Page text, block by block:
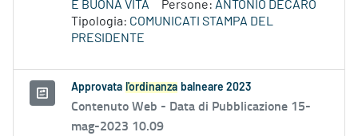
E BUONA VITA Persone: ANTONIO DECARO
Tipologia: COMUNICATI STAMPA DEL
PRESIDENTE
Approvata l'ordinanza balneare 2023
Contenuto Web - Data di Pubblicazione 15-
mag-2023 10.09